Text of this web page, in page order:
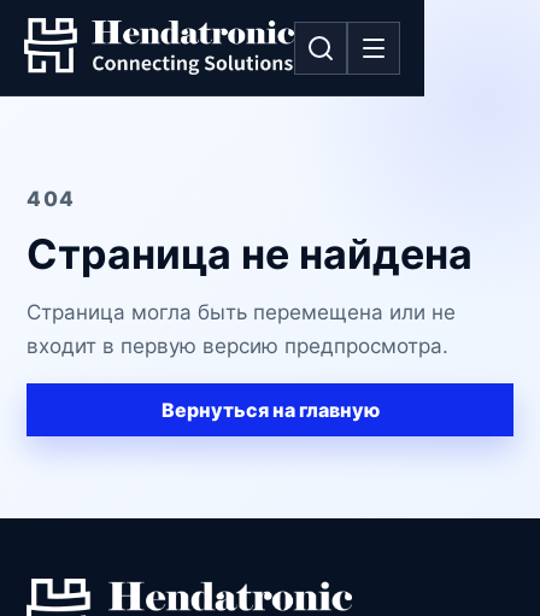
404
Страница не найдена
Страница могла быть перемещена или не
входит в первую версию предпросмотра.
Вернуться на главную